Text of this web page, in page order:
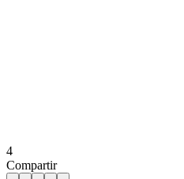
4
Compartir